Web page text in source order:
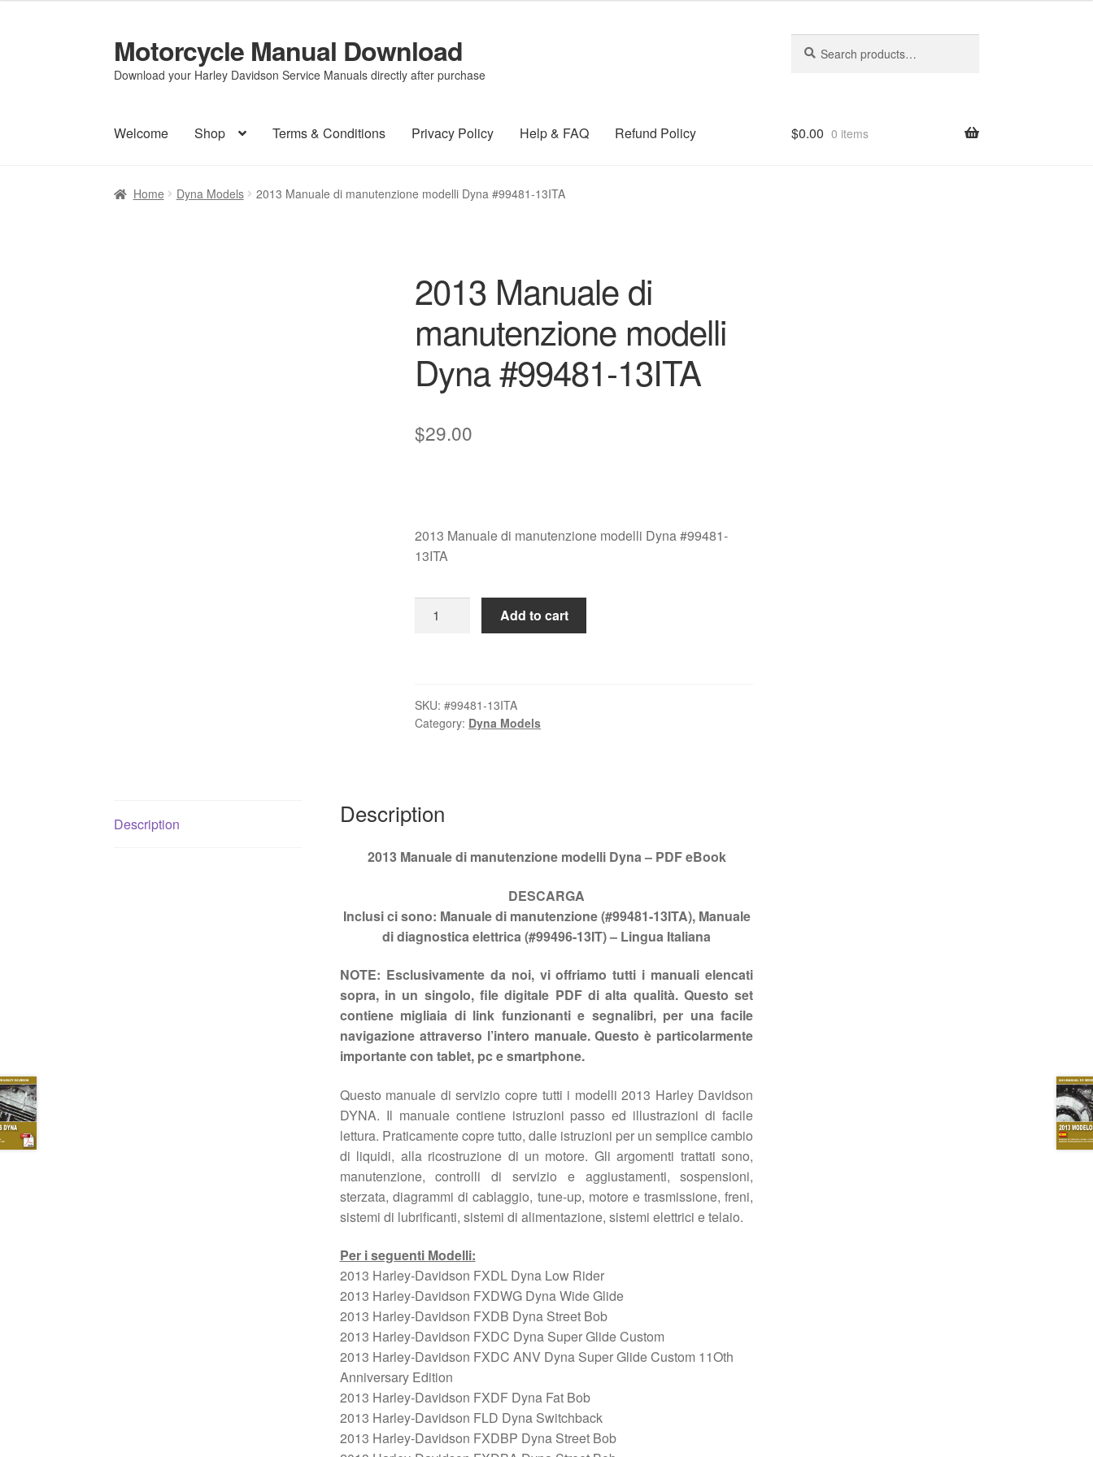
Skip
to
navigation
Skip
to
content
Motorcycle Manual Download
Download your Harley Davidson Service Manuals directly after purchase
for:
Welcome Shop Terms & Conditions Privacy Policy Help & FAQ Refund Policy $0.00 0 items
Home Dyna Models 2013 Manuale di manutenzione modelli Dyna #99481-13ITA
2013 Manuale di
manutenzione modelli
Dyna #99481-13ITA
$29.00
2013 Manuale di manutenzione modelli Dyna #99481-
13ITA
2013
Dyna
#99481-
Add to cart
SKU:#99481-13ITA
Category: Dyna Models
Description Description
2013 Manuale di manutenzione modelli Dyna – PDF eBook
DESCARGA
Inclusi ci sono: Manuale di manutenzione (#99481-13ITA), Manuale
di diagnostica elettrica (#99496-13IT)– Lingua Italiana
NOTE: Esclusivamente da noi, vi offriamo tutti i manuali elencati
sopra, in un singolo, file digitale PDF di alta qualità. Questo set
contiene migliaia di link funzionanti e segnalibri, per una facile
navigazione attraverso l’intero manuale. Questo è particolarmente
importante con tablet, pc e smartphone.
Questo manuale di servizio copre tutti i modelli 2013 Harley Davidson
DYNA. Il manuale contiene istruzioni passo ed illustrazioni di facile
lettura. Praticamente copre tutto, dalle istruzioni per un semplice cambio
di liquidi, alla ricostruzione di un motore. Gli argomenti trattati sono,
manutenzione, controlli di servizio e aggiustamenti, sospensioni,
sterzata, diagrammi di cablaggio, tune-up, motore e trasmissione, freni,
sistemi di lubrificanti, sistemi di alimentazione, sistemi elettrici e telaio.
Per i seguenti Modelli:
2013 Harley-Davidson FXDL Dyna Low Rider
2013 Harley-Davidson FXDWG Dyna Wide Glide
2013 Harley-Davidson FXDB Dyna Street Bob
2013 Harley-Davidson FXDC Dyna Super Glide Custom
2013 Harley-Davidson FXDC ANV Dyna Super Glide Custom 11Oth
Anniversary Edition
2013 Harley-Davidson FXDF Dyna Fat Bob
2013 Harley-Davidson FLD Dyna Switchback
2013 Harley-Davidson FXDBP Dyna Street Bob